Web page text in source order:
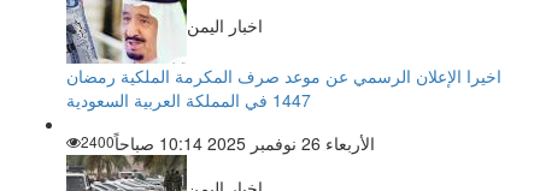
اخبار اليمن
اخيرا الإعلان الرسمي عن موعد صرف المكرمة الملكية رمضان
1447 في المملكة العربية السعودية
الأربعاء 26 نوفمبر 2025 10:14 صباحاً
2400